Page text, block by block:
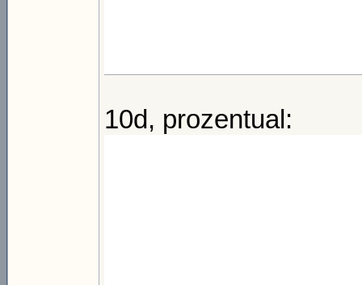
10d, prozentual: